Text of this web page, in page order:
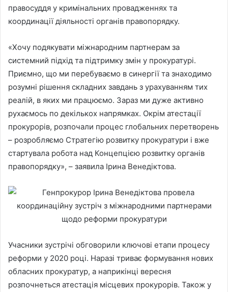
правосуддя у кримінальних провадженнях та
координації діяльності органів правопорядку.
«Хочу подякувати міжнародним партнерам за
системний підхід та підтримку змін у прокуратурі.
Приємно, що ми перебуваємо в синергії та знаходимо
розумні рішення складних завдань з урахуванням тих
реалій, в яких ми працюємо. Зараз ми дуже активно
рухаємось по декількох напрямках. Окрім атестації
прокурорів, розпочали процес глобальних перетворень
– розробляємо Стратегію розвитку прокуратури і вже
стартувала робота над Концепцією розвитку органів
правопорядку», – заявила Ірина Венедіктова.
Учасники зустрічі обговорили ключові етапи процесу
реформи у 2020 році. Наразі триває формування нових
обласних прокуратур, а наприкінці вересня
розпочнеться атестація місцевих прокурорів. Також у